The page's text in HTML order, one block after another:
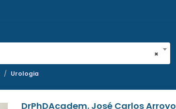
×
Urologia
DrPhDAcadem. José Carlos Arroyo